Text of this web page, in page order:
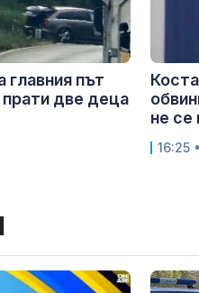
главния път
две деца
не се
16:25